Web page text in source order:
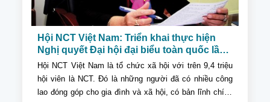
Hội NCT Việt Nam: Triển khai thực hiện
Nghị quyết Đại hội đại biểu toàn quốc lần
thứ XIII của Đảng
Hội NCT Việt Nam là tổ chức xã hội với trên 9,4 triệu
hội viên là NCT. Đó là những người đã có nhiều công
lao đóng góp cho gia đình và xã hội, có bản lĩnh chính